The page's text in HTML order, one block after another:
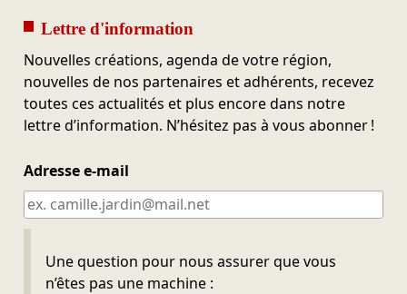
Lettre d'information
Nouvelles créations, agenda de votre région,
nouvelles de nos partenaires et adhérents, recevez
toutes ces actualités et plus encore dans notre
lettre d’information. N’hésitez pas à vous abonner !
Adresse e-mail
Une question pour nous assurer que vous
n’êtes pas une machine :
Ne pas remplir